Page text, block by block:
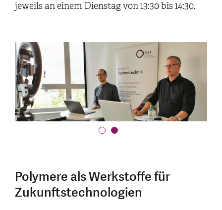
jeweils an einem Dienstag von 13:30 bis 14:30.
Polymere als Werkstoffe für
Zukunftstechnologien